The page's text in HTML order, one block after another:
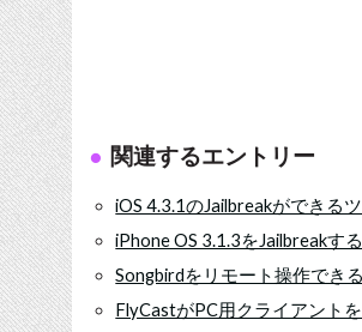
関連するエントリー
iOS 4.3.1のJailbreakができる
iPhone OS 3.1.3をJailbreakする
Songbirdをリモート操作でき
FlyCastがPC用クライアント